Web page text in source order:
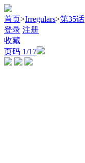
首页>Irregulars>第35话
登录 注册
收藏
页码 1/17